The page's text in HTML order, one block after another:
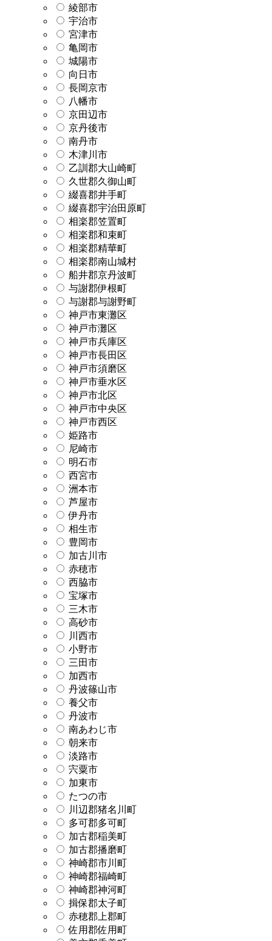
綾部市
宇治市
宮津市
亀岡市
城陽市
向日市
長岡京市
八幡市
京田辺市
京丹後市
南丹市
木津川市
乙訓郡大山崎町
久世郡久御山町
綴喜郡井手町
綴喜郡宇治田原町
相楽郡笠置町
相楽郡和束町
相楽郡精華町
相楽郡南山城村
船井郡京丹波町
与謝郡伊根町
与謝郡与謝野町
神戸市東灘区
神戸市灘区
神戸市兵庫区
神戸市長田区
神戸市須磨区
神戸市垂水区
神戸市北区
神戸市中央区
神戸市西区
姫路市
尼崎市
明石市
西宮市
洲本市
芦屋市
伊丹市
相生市
豊岡市
加古川市
赤穂市
西脇市
宝塚市
三木市
高砂市
川西市
小野市
三田市
加西市
丹波篠山市
養父市
丹波市
南あわじ市
朝来市
淡路市
宍粟市
加東市
たつの市
川辺郡猪名川町
多可郡多可町
加古郡稲美町
加古郡播磨町
神崎郡市川町
神崎郡福崎町
神崎郡神河町
揖保郡太子町
赤穂郡上郡町
佐用郡佐用町